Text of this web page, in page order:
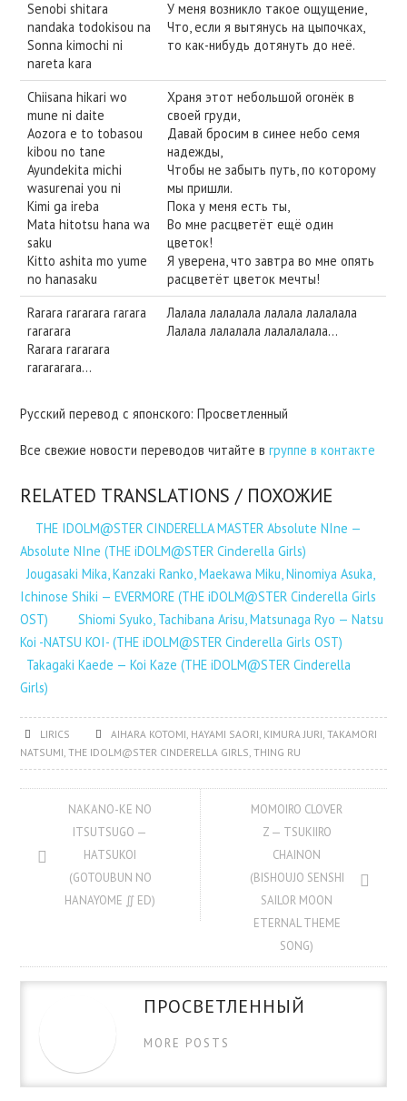
Senobi shitara
nandaka todokisou na
Sonna kimochi ni
nareta kara
У меня возникло такое ощущение,
Что, если я вытянусь на цыпочках,
то как-нибудь дотянуть до неё.
Chiisana hikari wo
mune ni daite
Aozora e to tobasou
kibou no tane
Ayundekita michi
wasurenai you ni
Kimi ga ireba
Mata hitotsu hana wa
saku
Kitto ashita mo yume
no hanasaku
Храня этот небольшой огонёк в
своей груди,
Давай бросим в синее небо семя
надежды,
Чтобы не забыть путь, по которому
мы пришли.
Пока у меня есть ты,
Во мне расцветёт ещё один
цветок!
Я уверена, что завтра во мне опять
расцветёт цветок мечты!
Rarara rararara rarara
rararara
Rarara rararara
rarararara…
Лалала лалалала лалала лалалала
Лалала лалалала лалалалала…
Русский перевод с японского: Просветленный
Все свежие новости переводов читайте вгруппе в контакте
RELATED TRANSLATIONS / ПОХОЖИЕ
THE IDOLM@STER CINDERELLA MASTER Absolute NIne —
Absolute NIne (THE iDOLM@STER Cinderella Girls)
Jougasaki Mika, Kanzaki Ranko, Maekawa Miku, Ninomiya Asuka,
Ichinose Shiki — EVERMORE (THE iDOLM@STER Cinderella Girls
OST)
Shiomi Syuko, Tachibana Arisu, Matsunaga Ryo — Natsu
Koi -NATSU KOI- (THE iDOLM@STER Cinderella Girls OST)
Takagaki Kaede — Koi Kaze (THE iDOLM@STER Cinderella
Girls)
LIRICS AIHARA KOTOMI HAYAMI SAORI KIMURA JURI ,TAKAMORI
NATSUMI ,THE IDOLM@STER CINDERELLA GIRLS ,THING RU
NAKANO-KE NO
ITSUTSUGO —
HATSUKOI
(GOTOUBUN NO
HANAYOME ∬ ED)
MOMOIRO CLOVER
Z — TSUKIIRO
CHAINON
(BISHOUJO SENSHI
SAILOR MOON
ETERNAL THEME
SONG)
ПРОСВЕТЛЕННЫЙ
MORE POSTS